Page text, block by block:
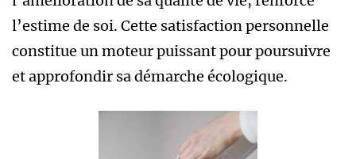
l’estime de soi. Cette satisfaction personnelle
constitue un moteur puissant pour poursuivre
et approfondir sa démarche écologique.